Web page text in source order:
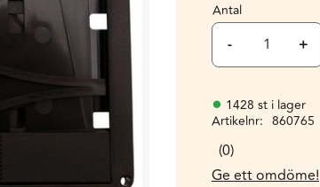
Antal
+
-
1428 st i lager
Artikelnr
860765
0
Ge ett omdöme!